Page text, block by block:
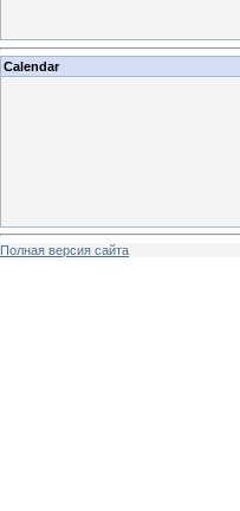
Calendar
Полная версия сайта